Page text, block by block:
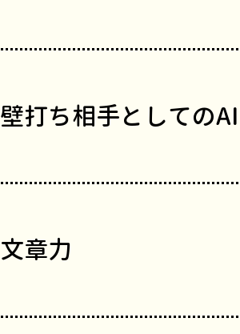
壁打ち相手としてのAI
文章力